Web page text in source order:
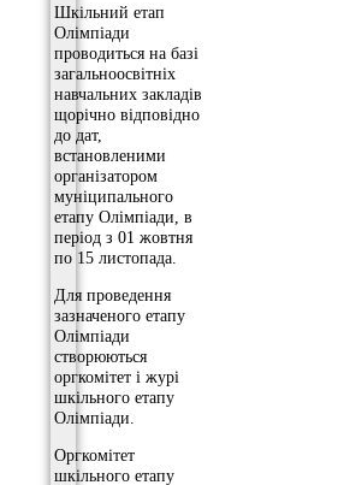
Шкільний етап
Олімпіади
проводиться на базі
загальноосвітніх
навчальних закладів
щорічно відповідно
до дат,
встановленими
організатором
муніципального
етапу Олімпіади, в
період з 01 жовтня
по 15 листопада.
Для проведення
зазначеного етапу
Олімпіади
створюються
оргкомітет і журі
шкільного етапу
Олімпіади.
Оргкомітет
шкільного етапу